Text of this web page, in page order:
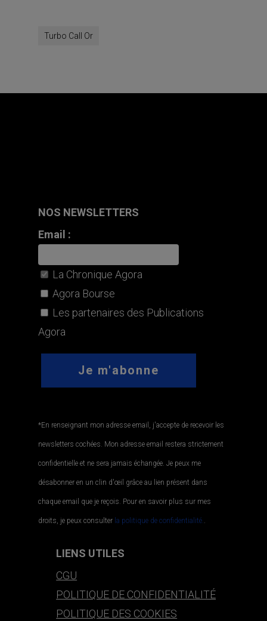
Turbo Call Or
NOS NEWSLETTERS
Email :
La Chronique Agora
Agora Bourse
Les partenaires des Publications
Agora
*En renseignant mon adresse email, j'accepte de recevoir les
newsletters cochées. Mon adresse email restera strictement
confidentielle et ne sera jamais échangée. Je peux me
désabonner en un clin d'œil grâce au lien présent dans
chaque email que je reçois. Pour en savoir plus sur mes
droits, je peux consulter la politique de confidentialité..
LIENS UTILES
CGU
POLITIQUE DE CONFIDENTIALITÉ
POLITIQUE DES COOKIES